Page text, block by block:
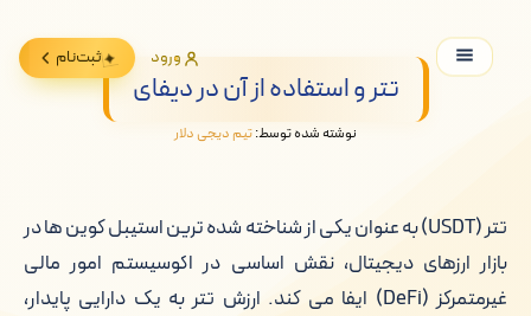
ورود ثبت‌نام
تتر و استفاده از آن در دیفای
نوشته شده توسط:تیم دیجی دلار
تتر (USDT) به عنوان یکی از شناخته شده ترین استیبل کوین ها در
بازار ارزهای دیجیتال، نقش اساسی در اکوسیستم امور مالی
غیرمتمرکز (DeFi) ایفا می کند. ارزش تتر به یک دارایی پایدار،